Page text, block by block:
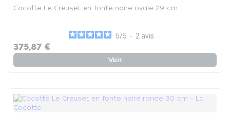
Cocotte Le Creuset en fonte noire ovale 29 cm
5/5 - 2 avis
375,87 €
Voir